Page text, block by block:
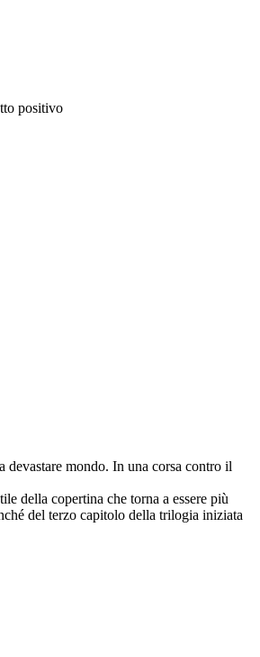
positivo
mondo. In una corsa contro il
della copertina che torna a essere più
del terzo capitolo della trilogia iniziata